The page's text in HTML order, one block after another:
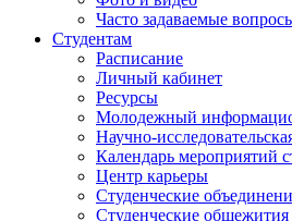
Часто задаваемые
Студентам
Расписание
Личный кабинет
Ресурсы
Молодежный
Научно-
Календарь мероприятий
Центр карьеры
Студенческие
Студенческие общежития